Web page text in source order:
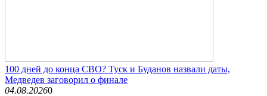
100 дней до конца СВО? Туск и Буданов назвали даты,
Медведев заговорил о финале
04.08.20260